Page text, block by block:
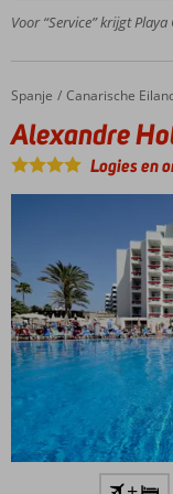
hele
Oeh fijn:
appartementen
Mini- en
teenageclub
zwembaden
en een
kinderbad
Voor “Service” krijgt
Home
Spanje Canarische
Alexandre Hotel Troya
Alexandre
Logies en
Uitstekende